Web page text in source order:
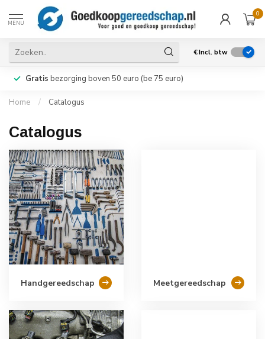
MENU
0
€Incl. btw
Gratis bezorging boven 50 euro (be 75 euro)
Home / Catalogus
Catalogus
Handgereedschap Meetgereedschap